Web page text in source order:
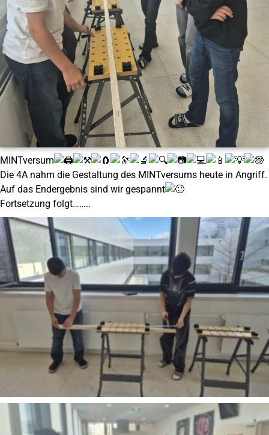
MINTversum
Die 4A nahm die Gestaltung des MINTversums heute in Angriff.
Auf das Endergebnis sind wir gespannt
Fortsetzung folgt……..